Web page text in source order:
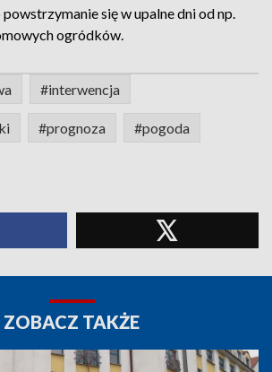
się w upalne dni od np.
ogródków.
#interwencja
#prognoza #pogoda
ZOBACZ TAKŻE